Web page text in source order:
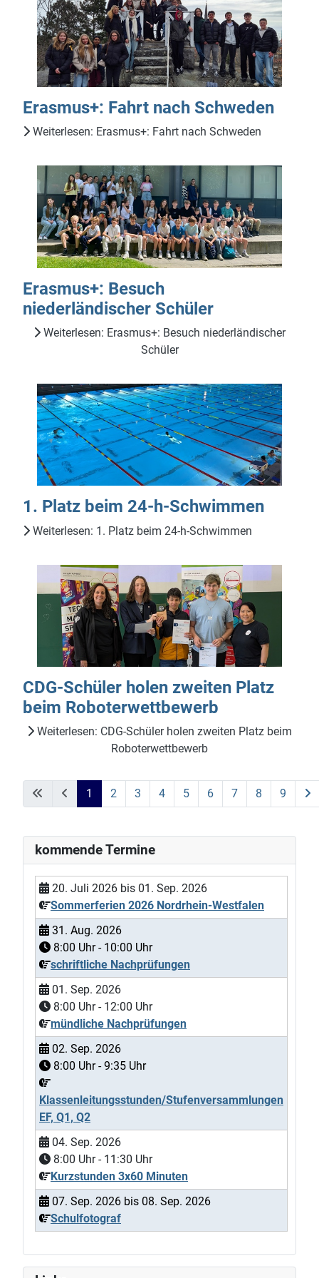
Erasmus+: Fahrt nach Schweden
Weiterlesen: Erasmus+: Fahrt nach Schweden
Erasmus+: Besuch
niederländischer Schüler
Weiterlesen: Erasmus+: Besuch niederländischer
Schüler
1. Platz beim 24-h-Schwimmen
Weiterlesen: 1. Platz beim 24-h-Schwimmen
CDG-Schüler holen zweiten Platz
beim Roboterwettbewerb
Weiterlesen: CDG-Schüler holen zweiten Platz beim
Roboterwettbewerb
Seite 1 von 9
1 2 3 4 5 6 7 8 9
kommende Termine
20. Juli 2026 bis 01. Sep. 2026
Sommerferien 2026 Nordrhein-Westfalen
31. Aug. 2026
8:00 Uhr - 10:00 Uhr
schriftliche Nachprüfungen
01. Sep. 2026
8:00 Uhr - 12:00 Uhr
mündliche Nachprüfungen
02. Sep. 2026
8:00 Uhr -9:35 Uhr
Klassenleitungsstunden/Stufenversammlungen
EF, Q1, Q2
04. Sep. 2026
8:00 Uhr - 11:30 Uhr
Kurzstunden 3x60 Minuten
07. Sep. 2026 bis 08. Sep. 2026
Schulfotograf